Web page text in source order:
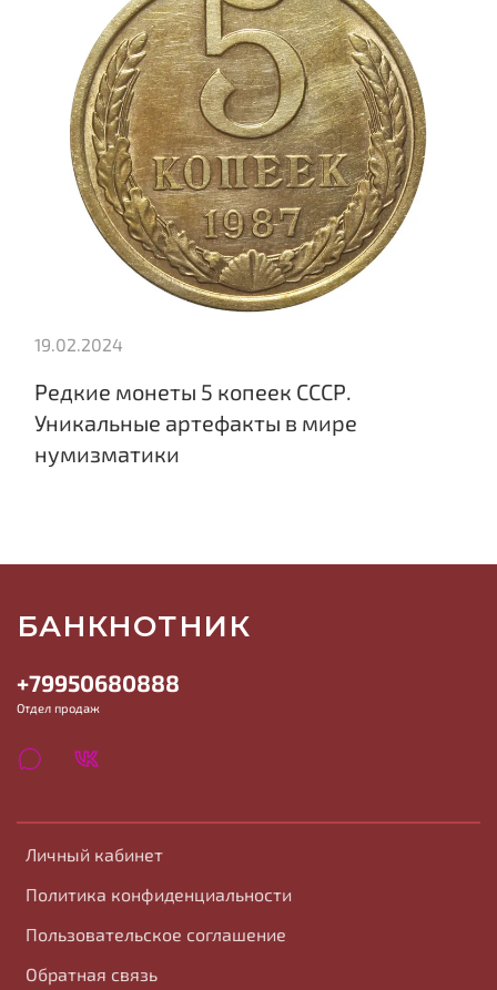
Редкие монеты 5 копеек СССР.
Уникальные артефакты в мире
нумизматики
19.02.2024
Личный кабинет
Политика конфиденциальности
Пользовательское соглашение
Обратная связь
+79950680888
Отдел продаж
БАНКНОТНИК